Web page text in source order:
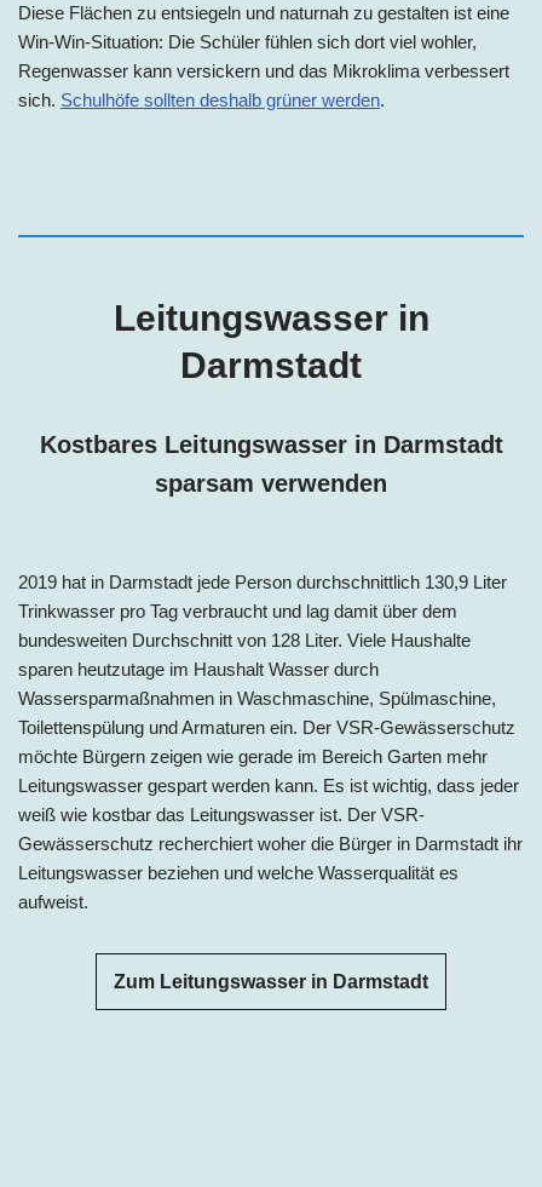
Diese Flächen zu entsiegeln und naturnah zu gestalten ist eine
Win-Win-Situation: Die Schüler fühlen sich dort viel wohler,
Regenwasser kann versickern und das Mikroklima verbessert
sich. Schulhöfe sollten deshalb grüner werden.
Leitungswasser in
Darmstadt
Kostbares Leitungswasser in Darmstadt
sparsam verwenden
2019 hat in Darmstadt jede Person durchschnittlich 130,9 Liter
Trinkwasser pro Tag verbraucht und lag damit über dem
bundesweiten Durchschnitt von 128 Liter. Viele Haushalte
sparen heutzutage im Haushalt Wasser durch
Wassersparmaßnahmen in Waschmaschine, Spülmaschine,
Toilettenspülung und Armaturen ein. Der VSR-Gewässerschutz
möchte Bürgern zeigen wie gerade im Bereich Garten mehr
Leitungswasser gespart werden kann. Es ist wichtig, dass jeder
weiß wie kostbar das Leitungswasser ist. Der VSR-
Gewässerschutz recherchiert woher die Bürger in Darmstadt ihr
Leitungswasser beziehen und welche Wasserqualität es
aufweist.
Zum Leitungswasser in Darmstadt